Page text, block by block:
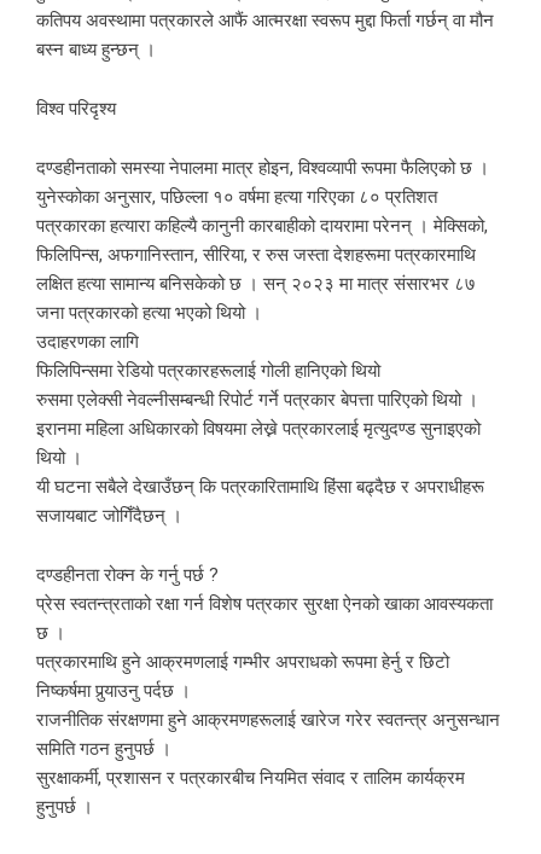
कतिपय अवस्थामा पत्रकारले आफैं आत्मरक्षा स्वरूप मुद्दा फिर्ता गर्छन् वा मौन
बस्न बाध्य हुन्छन् ।
विश्व परिदृश्य
दण्डहीनताको समस्या नेपालमा मात्र होइन, विश्वव्यापी रूपमा फैलिएको छ ।
युनेस्कोका अनुसार, पछिल्ला १० वर्षमा हत्या गरिएका ८० प्रतिशत
पत्रकारका हत्यारा कहिल्यै कानुनी कारबाहीको दायरामा परेनन् । मेक्सिको,
फिलिपिन्स, अफगानिस्तान, सीरिया, र रुस जस्ता देशहरूमा पत्रकारमाथि
लक्षित हत्या सामान्य बनिसकेको छ । सन् २०२३ मा मात्र संसारभर ८७
जना पत्रकारको हत्या भएको थियो ।
उदाहरणका लागि
फिलिपिन्समा रेडियो पत्रकारहरूलाई गोली हानिएको थियो
रुसमा एलेक्सी नेवल्नीसम्बन्धी रिपोर्ट गर्ने पत्रकार बेपत्ता पारिएको थियो ।
इरानमा महिला अधिकारको विषयमा लेख्ने पत्रकारलाई मृत्युदण्ड सुनाइएको
थियो ।
यी घटना सबैले देखाउँछन् कि पत्रकारितामाथि हिंसा बढ्दैछ र अपराधीहरू
सजायबाट जोगिँदैछन् ।
दण्डहीनता रोक्न के गर्नु पर्छ ?
प्रेस स्वतन्त्रताको रक्षा गर्न विशेष पत्रकार सुरक्षा ऐनको खाका आवस्यकता
छ ।
पत्रकारमाथि हुने आक्रमणलाई गम्भीर अपराधको रूपमा हेर्नु र छिटो
निष्कर्षमा पुर्‍याउनु पर्दछ ।
राजनीतिक संरक्षणमा हुने आक्रमणहरूलाई खारेज गरेर स्वतन्त्र अनुसन्धान
समिति गठन हुनुपर्छ ।
सुरक्षाकर्मी, प्रशासन र पत्रकारबीच नियमित संवाद र तालिम कार्यक्रम
हुनुपर्छ ।